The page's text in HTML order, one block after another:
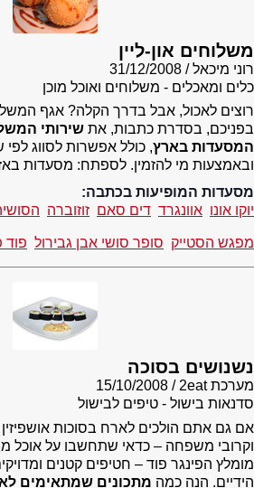
משלוחים און-ליין
רוני מיכאל
31/12/2008
כלים ומאכלים - משלוחים ואוכל מוכן
בפניכם, בסדרת כתבות, את שירותי
המסעדות בארץ, כולל אפשרות לסווג
ובאמצעות מי להזמין. לספתח: מסעדות
מסעדות המופיעות בכתבה:
יוקו אונו אוונגרד דים סאם זוזוברה
מפגש הסטייק סופר סושי אבן גבירול פוד
נשנושים בסוכה
מערכת 2eat
15/10/2008
סדנאות בישול - טיפים לבישול
אם גם אתם הולכים לארח בסוכות
וקרובי משפחה – כדאי שתחשבו על אוכל
מומלץ הפינגר פוד – חטיפים קטנים
הידיים. הנה כמה מתכונים שמתאימים